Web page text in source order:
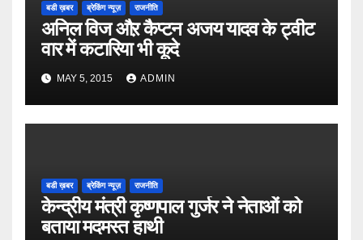
बडी ख़बर ब्रेकिंग न्यूज़ राजनीति
अनिल विज औऱ कैप्टन अजय यादव के ट्वीट
वार में कटारिया भी कूदे
MAY 5, 2015 ADMIN
बडी ख़बर ब्रेकिंग न्यूज़ राजनीति
केन्द्रीय मंत्री कृष्णपाल गुर्जर ने नेताओं को
बताया मदमस्त हाथी